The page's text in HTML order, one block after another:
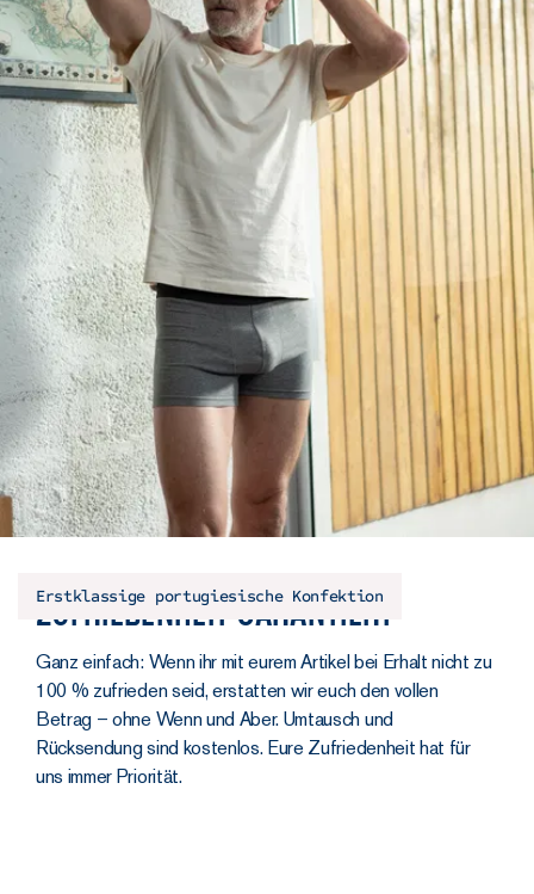
Erstklassige portugiesische Konfektion
Zufriedenheit garantiert
Ganz einfach: Wenn ihr mit eurem Artikel bei Erhalt nicht zu
100 % zufrieden seid, erstatten wir euch den vollen
Betrag – ohne Wenn und Aber. Umtausch und
Rücksendung sind kostenlos. Eure Zufriedenheit hat für
uns immer Priorität.